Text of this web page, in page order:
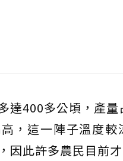
達400多公頃，產
，這一陣子溫度
因此許多農民目前